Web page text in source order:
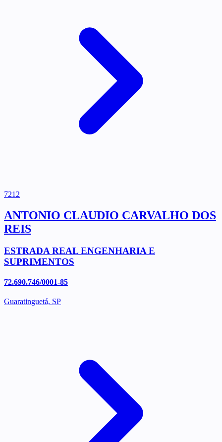
7212
ANTONIO CLAUDIO CARVALHO DOS
REIS
ESTRADA REAL ENGENHARIA E
SUPRIMENTOS
72.690.746/0001-85
Guaratinguetá, SP